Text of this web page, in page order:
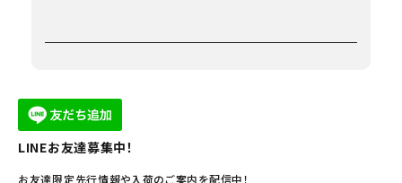
LINEお友達募集中！
お友達限定先行情報や入荷のご案内を配信中！